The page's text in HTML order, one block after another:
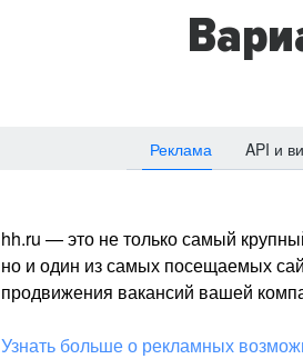
Реклама API и
hh.ru — это не только самый
но и один из самых посещаемых
продвижения вакансий вашей
Узнать больше о рекламных